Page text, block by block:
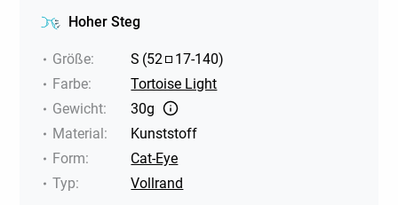
Hoher Steg
Größe: S (52 17-140)
Farbe:
Tortoise Light
Gewicht:
30g
Material:
Kunststoff
Form:
Cat-Eye
Typ: Vollrand